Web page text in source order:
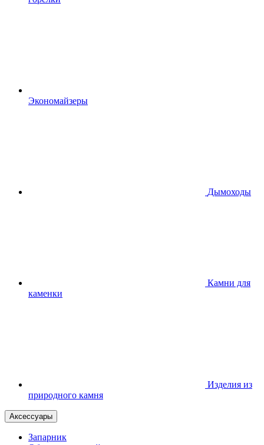
Экономайзеры
Дымоходы
Камни для
каменки
Изделия из
природного камня
Аксессуары
Запарник